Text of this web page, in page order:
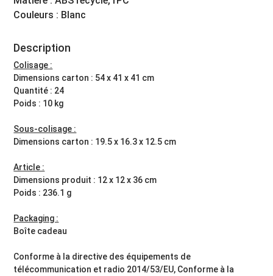
Couleurs : Blanc
Description
Colisage :
Dimensions carton : 54 x 41 x 41 cm
Quantité : 24
Poids : 10 kg
Sous-colisage :
Dimensions carton : 19.5 x 16.3 x 12.5 cm
Article :
Dimensions produit : 12 x 12 x 36 cm
Poids : 236.1 g
Packaging :
Boîte cadeau
Conforme à la directive des équipements de
télécommunication et radio 2014/53/EU, Conforme à la